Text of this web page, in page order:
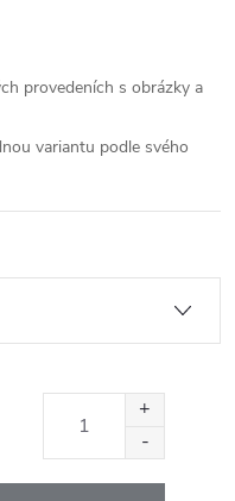
provedeních s obrázky a
variantu podle svého